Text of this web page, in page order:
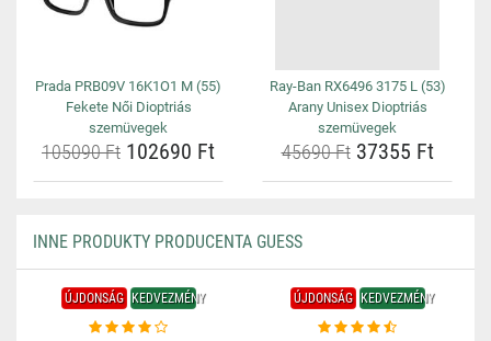
Prada PRB09V 16K1O1 M (55)
Fekete Női Dioptriás
szemüvegek
105090 Ft 102690 Ft
Ray-Ban RX6496 3175 L (53)
Arany Unisex Dioptriás
szemüvegek
45690 Ft37355 Ft
INNE PRODUKTY PRODUCENTA GUESS
ÚJDONSÁG KEDVEZMÉNY ÚJDONSÁG KEDVEZMÉNY